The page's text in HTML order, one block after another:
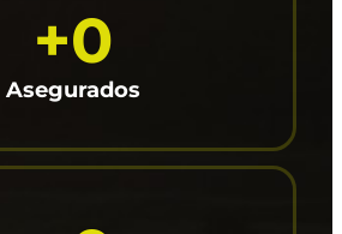
+0
Asegurados